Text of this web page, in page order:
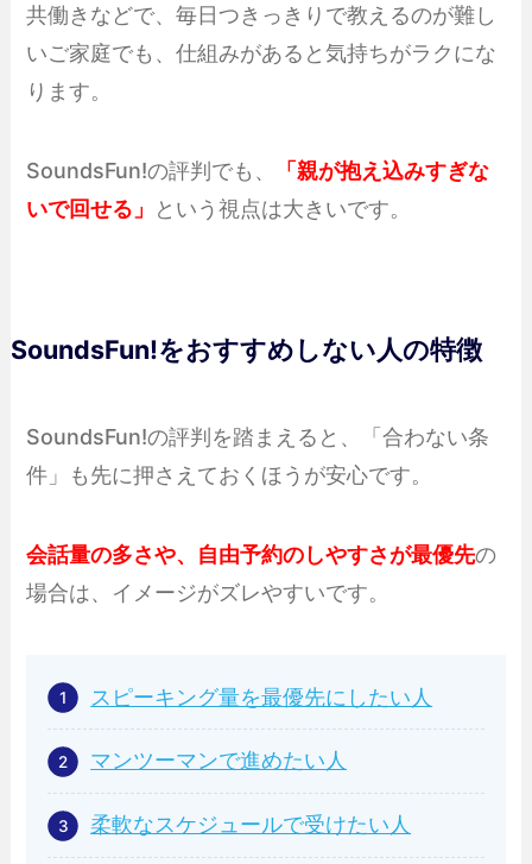
共働きなどで、毎日つきっきりで教えるのが難し
いご家庭でも、仕組みがあると気持ちがラクにな
ります。
SoundsFun!の評判でも、
「親が抱え込みすぎな
いで回せる」
という視点は大きいです。
SoundsFun!をおすすめしない人の特徴
SoundsFun!の評判を踏まえると、「合わない条
件」も先に押さえておくほうが安心です。
会話量の多さや、自由予約のしやすさが最優先の
場合は、イメージがズレやすいです。
スピーキング量を最優先にしたい人
マンツーマンで進めたい人
柔軟なスケジュールで受けたい人